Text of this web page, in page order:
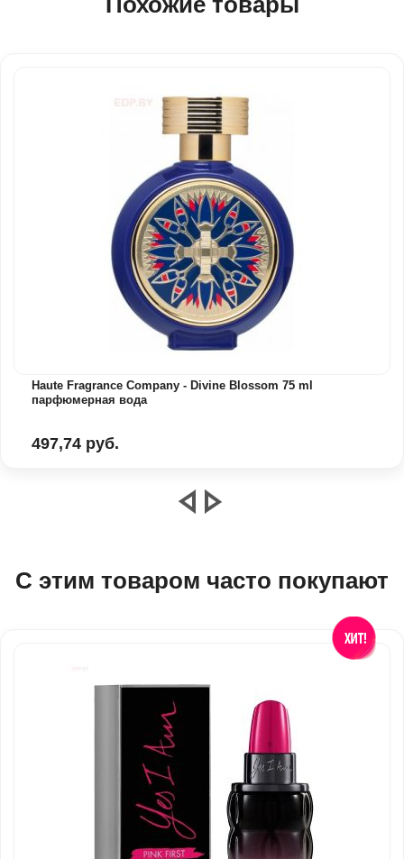
Haute Fragrance Company - Divine Blossom 75 ml
парфюмерная вода
497,74 руб.
С этим товаром часто покупают